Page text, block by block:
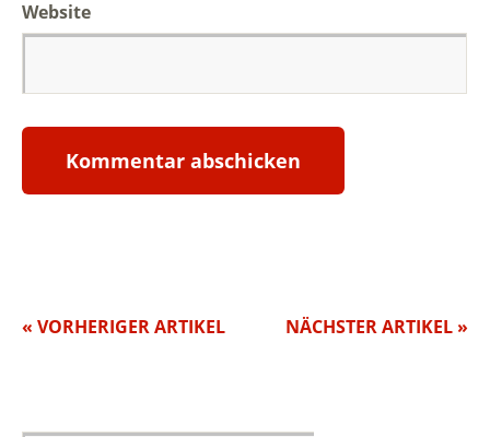
Website
NÄCHSTER ARTIKEL »
« VORHERIGER ARTIKEL